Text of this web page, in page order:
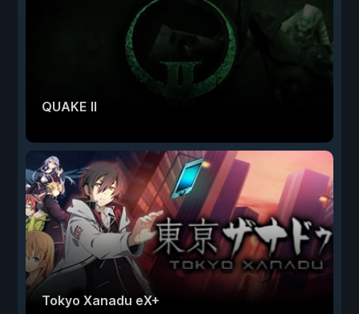
QUAKE II
Tokyo Xanadu eX+